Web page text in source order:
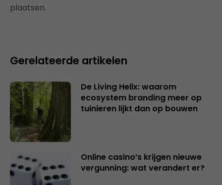
plaatsen.
Gerelateerde artikelen
De Living Helix: waarom
ecosystem branding meer op
tuinieren lijkt dan op bouwen
Online casino’s krijgen nieuwe
vergunning: wat verandert er?